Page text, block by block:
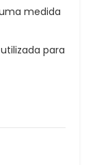
medida
para